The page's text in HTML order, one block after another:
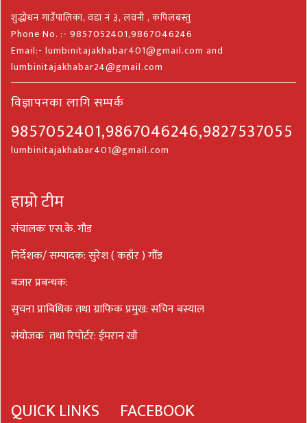
शुद्धोधन गाउँपालिका, वडा नं ३, लवनी , कपिलबस्तु
Phone No. :- 9857052401,9867046246
Email:- lumbinitajakhabar401@gmail.com and
lumbinitajakhabar24@gmail.com
विज्ञापनका लागि सम्पर्क
9857052401,9867046246,9827537055
lumbinitajakhabar401@gmail.com
हाम्रो टीम
संचालकः एस.के. गौड
निर्देशक/ सम्पादक: सुरेश ( कहाँर ) गौँड
बजार प्रबन्धक:
सुचना प्राबिधिक तथा ग्राफिक प्रमुख: सचिन बस्याल
संयोजक तथा रिपोर्टर: ईमरान खाँ
QUICK LINKS FACEBOOK